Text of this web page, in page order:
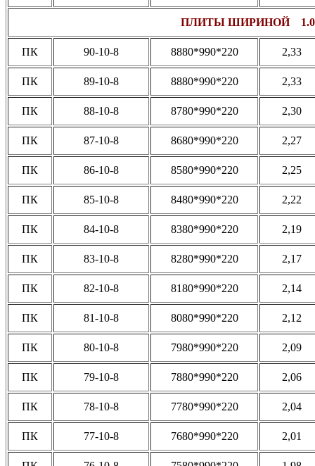
ПЛИТЫ ШИРИНОЙ
ПК 90-10-8 8880*990*220 2,33
ПК 89-10-8 8880*990*220 2,33
ПК 88-10-8 8780*990*220 2,30
ПК 87-10-8 8680*990*220 2,27
ПК 86-10-8 8580*990*220 2,25
ПК 85-10-8 8480*990*220 2,22
ПК 84-10-8 8380*990*220 2,19
ПК 83-10-8 8280*990*220 2,17
ПК 82-10-8 8180*990*220 2,14
ПК 81-10-8 8080*990*220 2,12
ПК 80-10-8 7980*990*220 2,09
ПК 79-10-8 7880*990*220 2,06
ПК 78-10-8 7780*990*220 2,04
ПК 77-10-8 7680*990*220 2,01